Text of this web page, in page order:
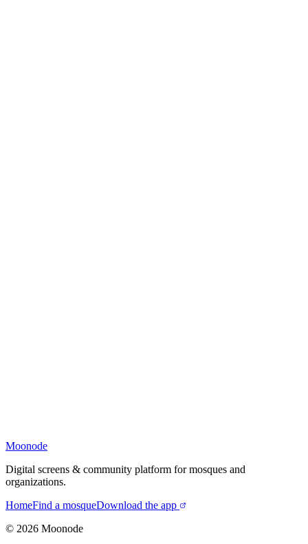
Moonode
Digital screens & community platform for mosques and
organizations.
HomeFind a mosqueDownload the app
© 2026 Moonode